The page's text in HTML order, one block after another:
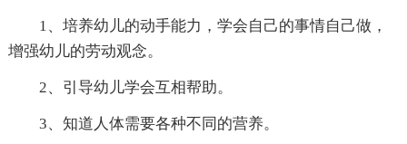
1、培养幼儿的动手能力，学会自己的事情自己做，
增强幼儿的劳动观念。
2、引导幼儿学会互相帮助。
3、知道人体需要各种不同的营养。